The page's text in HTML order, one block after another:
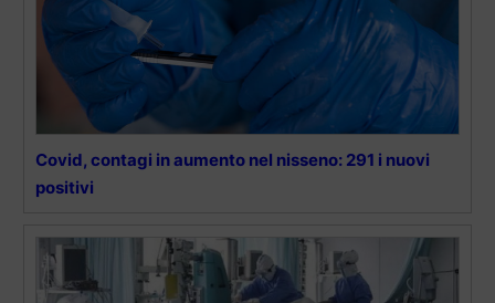
Covid, contagi in aumento nel nisseno: 291 i nuovi
positivi